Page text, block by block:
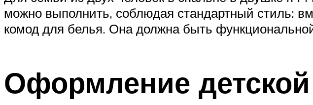
можно выполнить, соблюдая стандартный стиль:
комод для белья. Она должна быть
Оформление детской